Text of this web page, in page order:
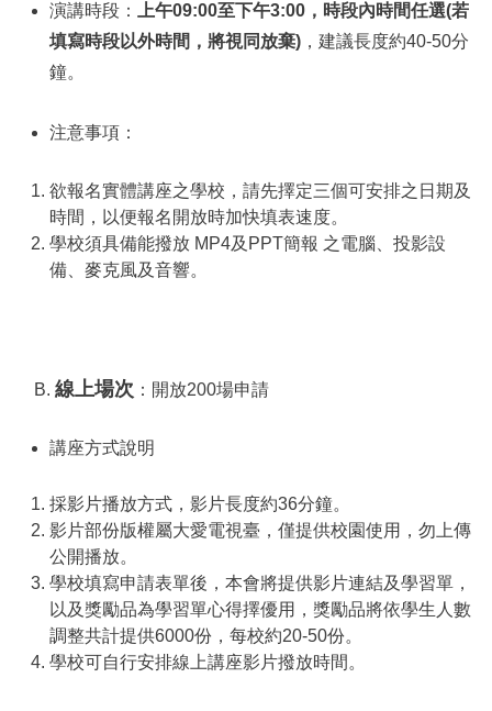
演講時段：
上午09:00至下午3:00，時段內時間任選(若
填寫時段以外時間，將視同放棄) ，建議長度約40-50分
鐘。
注意事項：
欲報名實體講座之學校，請先擇定三個可安排之日期及
時間，以便報名開放時加快填表速度。
學校須具備能撥放 MP4及PPT簡報 之電腦、投影設
備、麥克風及音響。
B. 線上場次 ：開放200場申請
講座方式說明
採影片播放方式，影片長度約36分鐘。
影片部份版權屬大愛電視臺，僅提供校園使用，勿上傳
公開播放。
學校填寫申請表單後，本會將提供影片連結及學習單，
以及獎勵品為學習單心得擇優用，獎勵品將依學生人數
調整共計提供6000份，每校約20-50份。
學校可自行安排線上講座影片撥放時間。